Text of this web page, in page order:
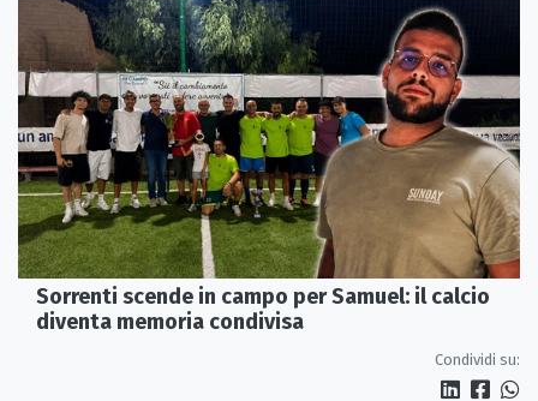
Sorrenti scende in campo per Samuel: il calcio
diventa memoria condivisa
Condividi su: